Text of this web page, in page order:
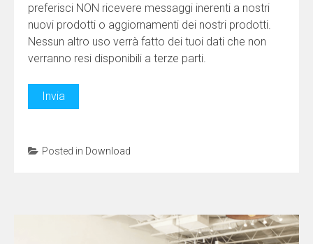
preferisci NON ricevere messaggi inerenti a nostri
nuovi prodotti o aggiornamenti dei nostri prodotti.
Nessun altro uso verrà fatto dei tuoi dati che non
verranno resi disponibili a terze parti.
Posted in Download